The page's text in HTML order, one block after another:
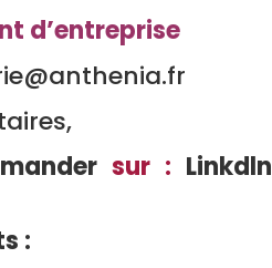
d’entreprise
sur : Linkdln
: